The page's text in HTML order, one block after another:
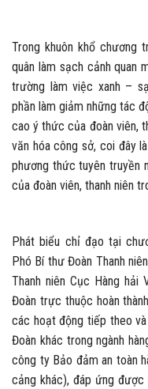
Trong khuôn khổ chương
quân làm sạch cảnh quan
trường làm việc xanh –
phần làm giảm những tác
cao ý thức của đoàn viên,
văn hóa công sở, coi đây
phương thức tuyên truyền
của đoàn viên, thanh niên
Phát biểu chỉ đạo tại
Phó Bí thư Đoàn Thanh
Thanh niên Cục Hàng
Đoàn trực thuộc hoàn
các hoạt động tiếp theo
Đoàn khác trong ngành
công ty Bảo đảm an toàn
cảng khác), đáp ứng